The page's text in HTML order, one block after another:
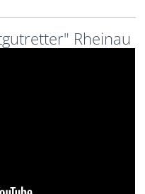
Rheinau